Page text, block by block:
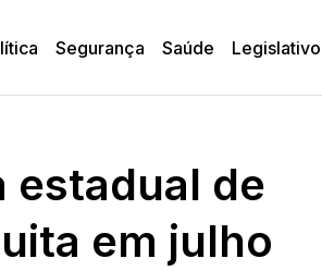
Segurança Saúde Legislativo
estadual de
em julho